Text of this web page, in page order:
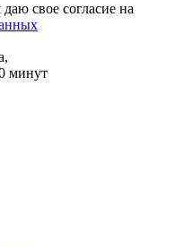
свое согласие на
минут